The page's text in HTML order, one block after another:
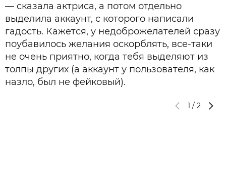
— сказала актриса, а потом отдельно
выделила аккаунт, с которого написали
гадость. Кажется, у недоброжелателей сразу
поубавилось желания оскорблять, все-таки
не очень приятно, когда тебя выделяют из
толпы других (а аккаунт у пользователя, как
назло, был не фейковый).
1 / 2